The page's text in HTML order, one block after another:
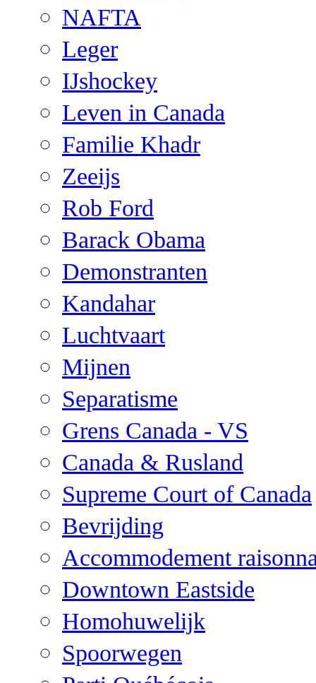
NAFTA
Leger
IJshockey
Leven in Canada
Familie Khadr
Zeeijs
Rob Ford
Barack Obama
Demonstranten
Kandahar
Luchtvaart
Mijnen
Separatisme
Grens Canada - VS
Canada & Rusland
Supreme Court of Canada
Bevrijding
Accommodement
Downtown Eastside
Homohuwelijk
Spoorwegen